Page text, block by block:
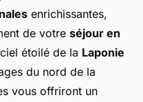
enrichissantes,
de votre séjour en
étoilé de la Laponie
du nord de la
vous offriront un